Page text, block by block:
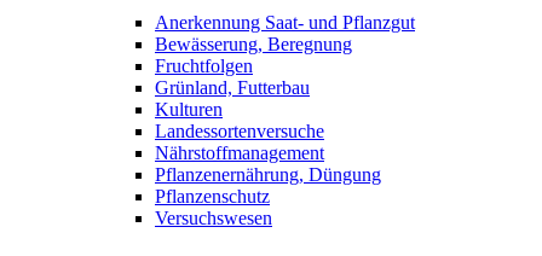
Anerkennung Saat- und Pflanzgut
Bewässerung, Beregnung
Fruchtfolgen
Grünland, Futterbau
Kulturen
Landessortenversuche
Nährstoffmanagement
Pflanzenernährung, Düngung
Pflanzenschutz
Versuchswesen